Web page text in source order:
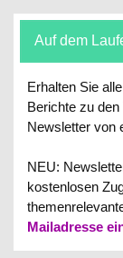
Auf dem
Erhalten Sie
Berichte zu
Newsletter von
NEU:
kostenlosen
Mailadresse